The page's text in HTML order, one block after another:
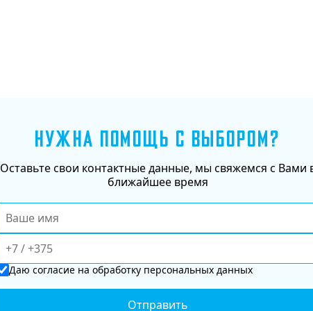
НУЖНА ПОМОЩЬ С ВЫБОРОМ?
Оставьте свои контактные данные, мы свяжемся с Вами
ближайшее время
Даю согласиена обработку персональных данных